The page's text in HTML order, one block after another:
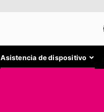
Asistencia de dispositivo